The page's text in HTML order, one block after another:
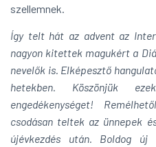
szellemnek.
Így telt hát az advent az
nagyon kitettek magukért a
nevelők is. Elképesztő
hetekben. Köszönjük
engedékenységet!
csodásan teltek az ünnepek
újévkezdés után. Boldog